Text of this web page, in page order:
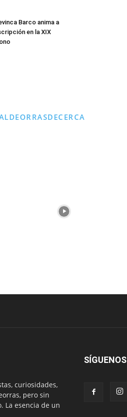
Barco anima a
en la XIX
curiosidades,
pero sin
La esencia de un
SÍGUENOS